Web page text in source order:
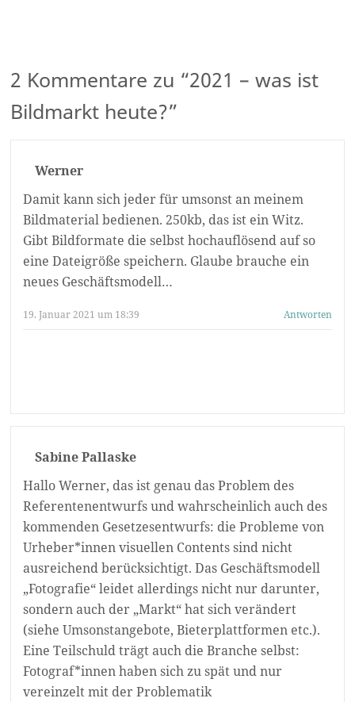
2 Kommentare zu “2021 – was ist
Bildmarkt heute?”
Werner
Damit kann sich jeder für umsonst an meinem
Bildmaterial bedienen. 250kb, das ist ein Witz.
Gibt Bildformate die selbst hochauflösend auf so
eine Dateigröße speichern. Glaube brauche ein
neues Geschäftsmodell…
19. Januar 2021 um 18:39 Antworten
Sabine Pallaske
Hallo Werner, das ist genau das Problem des
Referentenentwurfs und wahrscheinlich auch des
kommenden Gesetzesentwurfs: die Probleme von
Urheber*innen visuellen Contents sind nicht
ausreichend berücksichtigt. Das Geschäftsmodell
„Fotografie“ leidet allerdings nicht nur darunter,
sondern auch der „Markt“ hat sich verändert
(siehe Umsonstangebote, Bieterplattformen etc.).
Eine Teilschuld trägt auch die Branche selbst:
Fotograf*innen haben sich zu spät und nur
vereinzelt mit der Problematik